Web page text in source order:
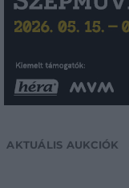
AKTUÁLIS AUKCIÓK